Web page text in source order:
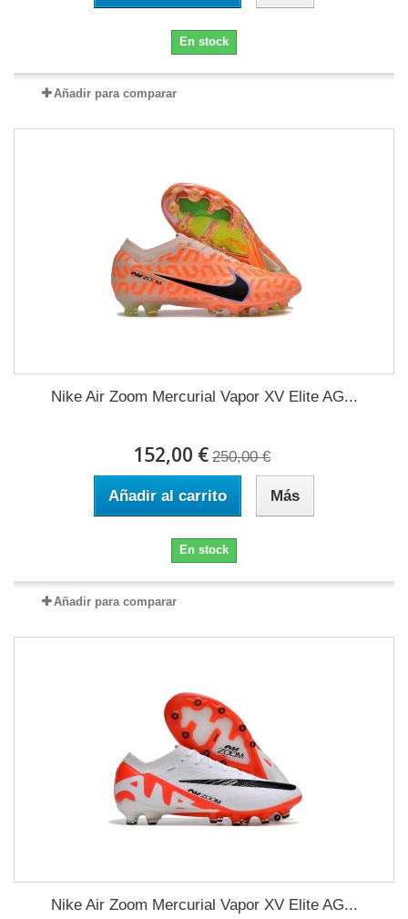
En stock
Añadir para comparar
Nike Air Zoom Mercurial Vapor XV Elite AG...
152,00 € 250,00 €
Añadir al carrito Más
En stock
Añadir para comparar
Nike Air Zoom Mercurial Vapor XV Elite AG...